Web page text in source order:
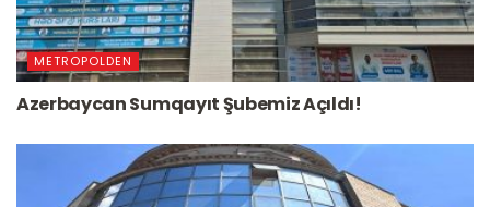
METROPOLDEN
Azerbaycan Sumqayıt Şubemiz Açıldı!